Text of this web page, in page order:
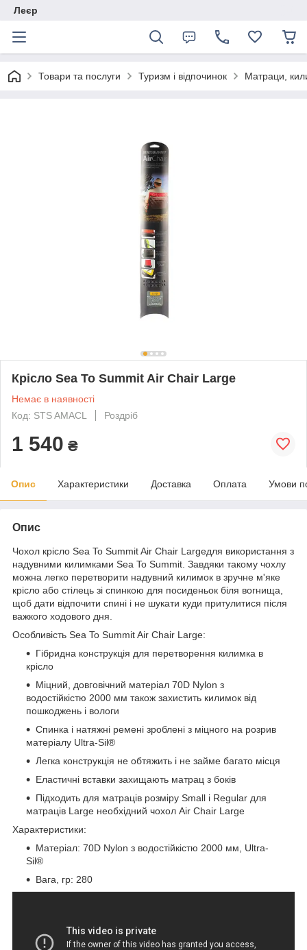
Леєр
Товари та послуги Туризм і відпочинок Матраци,
Крісло Sea To Summit Air Chair Large
Немає в наявності
Код: STS AMACL
Роздріб
1 540 ₴
Опис Характеристики Доставка Оплата Умови
Опис
Чохол крісло Sea To Summit Air Chair Largeдля використання з
надувними килимками Sea To Summit. Завдяки такому чохлу
можна легко перетворити надувний килимок в зручне м'яке
крісло або стілець зі спинкою для посиденьок біля вогнища,
щоб дати відпочити спині і не шукати куди притулитися після
важкого ходового дня.
Особливість Sea To Summit Air Chair Large:
Гібридна конструкція для перетворення килимка в
крісло
Міцний, довговічний матеріал 70D Nylon з
водостійкістю 2000 мм також захистить килимок від
пошкоджень і вологи
Спинка і натяжні ремені зроблені з міцного на розрив
матеріалу Ultra-Sil®
Легка конструкція не обтяжить і не займе багато місця
Еластичні вставки захищають матрац з боків
Підходить для матраців розміру Small і Regular для
матраців Large необхідний чохол Air Chair Large
Характеристики:
Матеріал: 70D Nylon з водостійкістю 2000 мм, Ultra-
Sil®
Вага, гр: 280